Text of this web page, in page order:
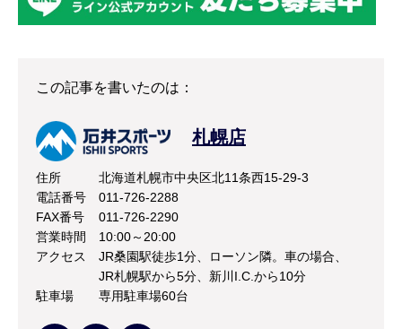
この記事を書いたのは：
札幌店
住所
北海道札幌市中央区北11条西15-29-3
電話番号
011-726-2288
FAX番号
011-726-2290
営業時間
10:00～20:00
アクセス
JR桑園駅徒歩1分、ローソン隣。車の場合、
JR札幌駅から5分、新川I.C.から10分
駐車場
専用駐車場60台